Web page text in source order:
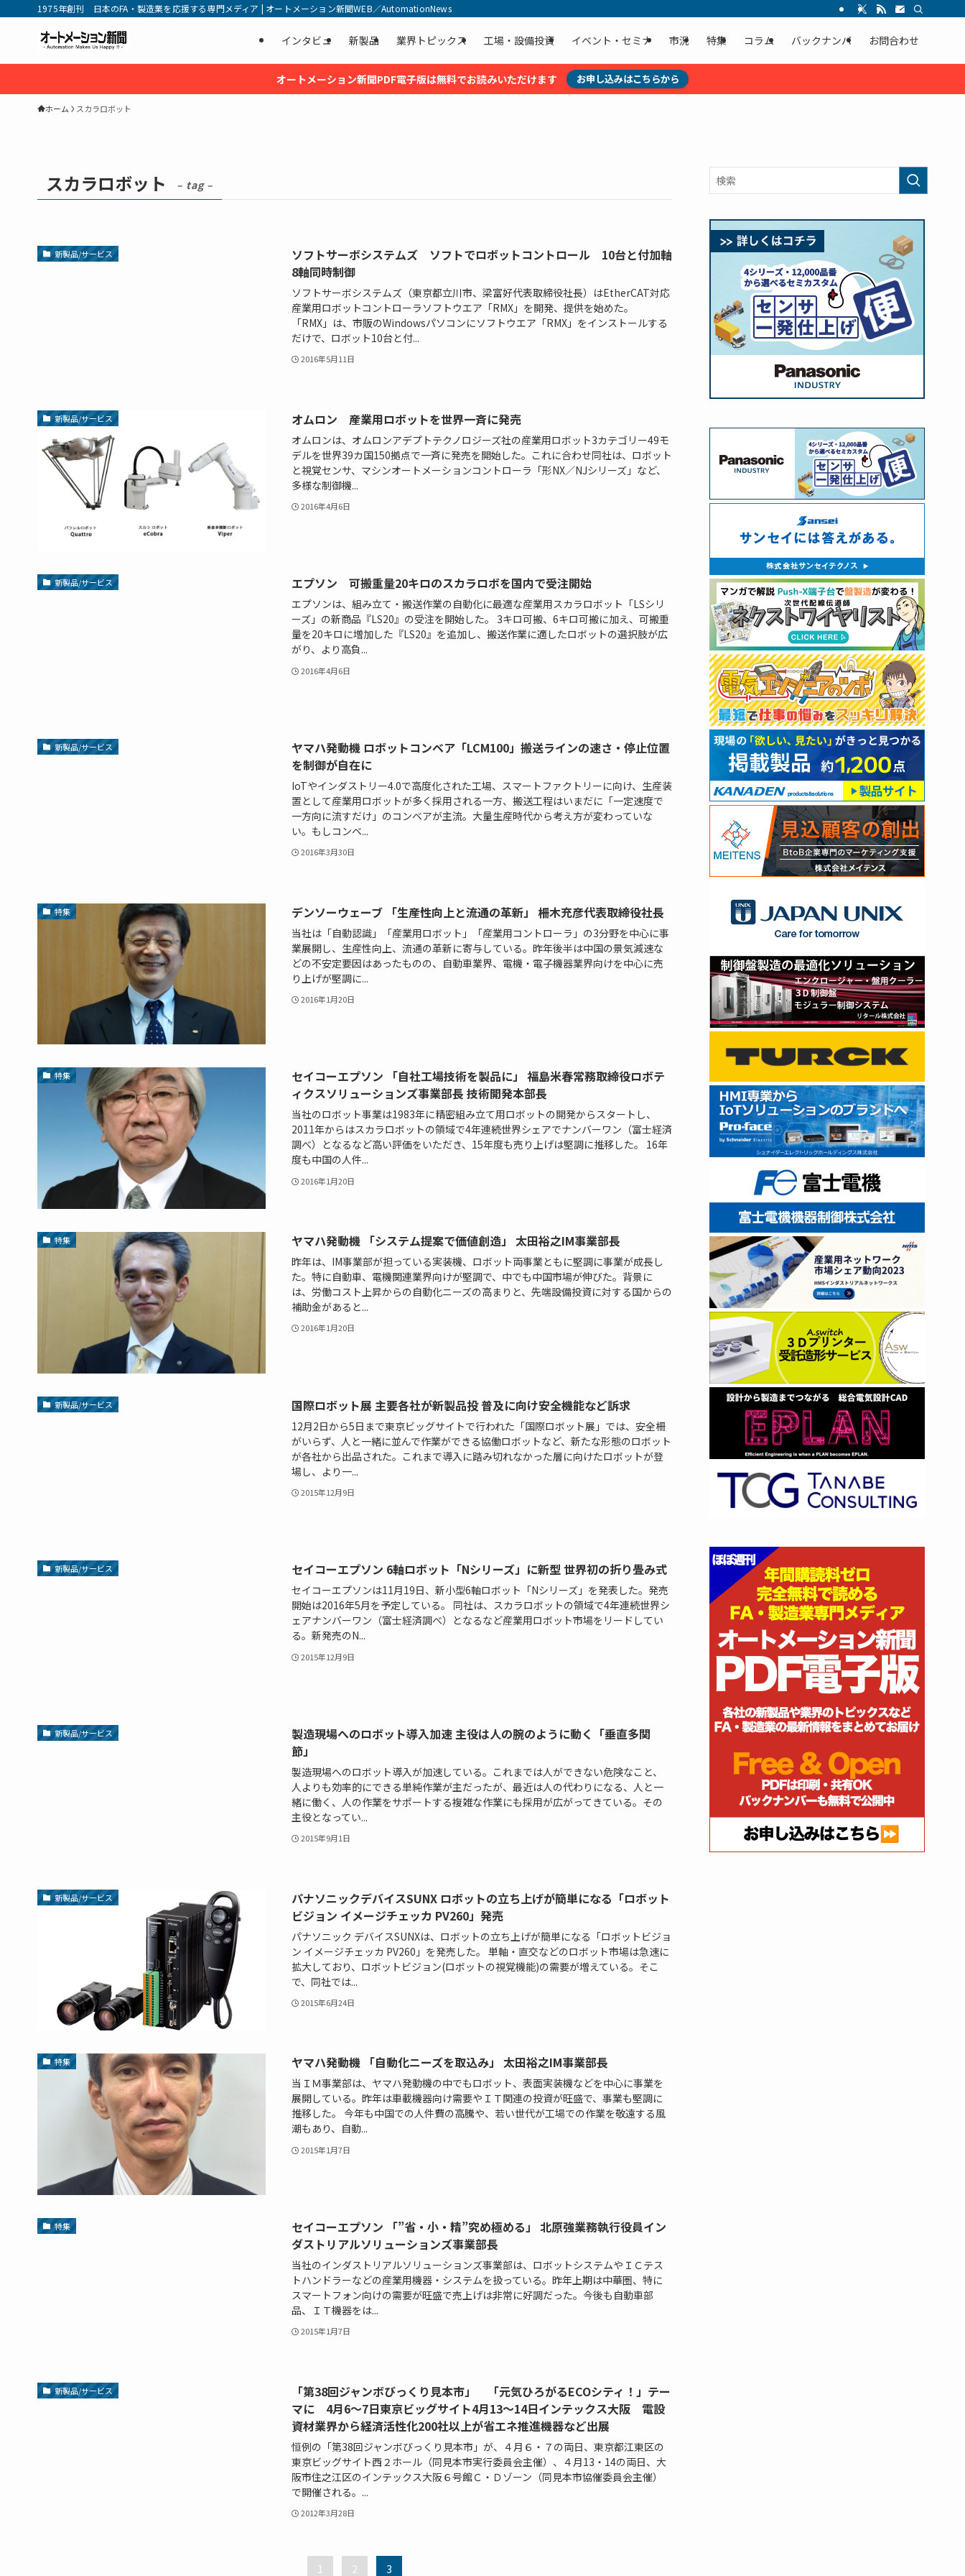
1975年創刊 日本のFA・製造業を応援する専門メディア | オートメーション新聞WEB／AutomationNews
インタビュ 新製品 業界トピックス 工場・設備投資 イベント・セミナ 市況 特集 コラム バックナンバ お問合わせ
オートメーション新聞PDF電子版は無料でお読みいただけます お申し込みはこちらから
ホーム スカラロボット
スカラロボット – tag –
新製品/サービス
ソフトサーボシステムズ ソフトでロボットコントロール 10台と付加軸
8軸同時制御
ソフトサーボシステムズ（東京都立川市、梁富好代表取締役社長）はEtherCAT対応
産業用ロボットコントローラソフトウエア「RMX」を開発、提供を始めた。
「RMX」は、市販のWindowsパソコンにソフトウエア「RMX」をインストールする
だけで、ロボット10台と付...
2016年5月11日
新製品/サービス オムロン 産業用ロボットを世界一斉に発売
オムロンは、オムロンアデプトテクノロジーズ社の産業用ロボット3カテゴリー49モ
デルを世界39カ国150拠点で一斉に発売を開始した。これに合わせ同社は、ロボット
と視覚センサ、マシンオートメーションコントローラ「形NX／NJシリーズ」など、
多様な制御機...
2016年4月6日
新製品/サービス エプソン 可搬重量20キロのスカラロボを国内で受注開始
エプソンは、組み立て・搬送作業の自動化に最適な産業用スカラロボット「LSシリ
ーズ」の新商品『LS20』の受注を開始した。 3キロ可搬、6キロ可搬に加え、可搬重
量を20キロに増加した『LS20』を追加し、搬送作業に適したロボットの選択肢が広
がり、より高負...
2016年4月6日
新製品/サービス
ヤマハ発動機 ロボットコンベア「LCM100」搬送ラインの速さ・停止位置
を制御が自在に
IoTやインダストリー4.0で高度化された工場、スマートファクトリーに向け、生産装
置として産業用ロボットが多く採用される一方、搬送工程はいまだに「一定速度で
一方向に流すだけ」のコンベアが主流。大量生産時代から考え方が変わっていな
い。もしコンベ...
2016年3月30日
特集 デンソーウェーブ 「生産性向上と流通の革新」 柵木充彦代表取締役社長
当社は「自動認識」「産業用ロボット」「産業用コントローラ」の3分野を中心に事
業展開し、生産性向上、流通の革新に寄与している。昨年後半は中国の景気減速な
どの不安定要因はあったものの、自動車業界、電機・電子機器業界向けを中心に売
り上げが堅調に...
2016年1月20日
特集
セイコーエプソン 「自社工場技術を製品に」 福島米春常務取締役ロボテ
ィクスソリューションズ事業部長 技術開発本部長
当社のロボット事業は1983年に精密組み立て用ロボットの開発からスタートし、
2011年からはスカラロボットの領域で4年連続世界シェアでナンバーワン（富士経済
調べ）となるなど高い評価をいただき、15年度も売り上げは堅調に推移した。 16年
度も中国の人件...
2016年1月20日
特集 ヤマハ発動機 「システム提案で価値創造」 太田裕之IM事業部長
昨年は、IM事業部が担っている実装機、ロボット両事業ともに堅調に事業が成長し
た。特に自動車、電機関連業界向けが堅調で、中でも中国市場が伸びた。背景に
は、労働コスト上昇からの自動化ニーズの高まりと、先端設備投資に対する国からの
補助金があると...
2016年1月20日
新製品/サービス 国際ロボット展 主要各社が新製品投 普及に向け安全機能など訴求
12月2日から5日まで東京ビッグサイトで行われた「国際ロボット展」では、安全柵
がいらず、人と一緒に並んで作業ができる協働ロボットなど、新たな形態のロボット
が各社から出品された。これまで導入に踏み切れなかった層に向けたロボットが登
場し、より一...
2015年12月9日
新製品/サービス セイコーエプソン 6軸ロボット「Nシリーズ」に新型 世界初の折り畳み式
セイコーエプソンは11月19日、新小型6軸ロボット「Nシリーズ」を発表した。発売
開始は2016年5月を予定している。 同社は、スカラロボットの領域で4年連続世界シ
ェアナンバーワン（富士経済調べ）となるなど産業用ロボット市場をリードしてい
る。新発売のN...
2015年12月9日
新製品/サービス
製造現場へのロボット導入加速 主役は人の腕のように動く「垂直多関
節」
製造現場へのロボット導入が加速している。これまでは人ができない危険なこと、
人よりも効率的にできる単純作業が主だったが、最近は人の代わりになる、人と一
緒に働く、人の作業をサポートする複雑な作業にも採用が広がってきている。その
主役となってい...
2015年9月1日
新製品/サービス
パナソニックデバイスSUNX ロボットの立ち上げが簡単になる「ロボット
ビジョン イメージチェッカ PV260」発売
パナソニック デバイスSUNXは、ロボットの立ち上げが簡単になる「ロボットビジョ
ン イメージチェッカ PV260」を発売した。 単軸・直交などのロボット市場は急速に
拡大しており、ロボットビジョン(ロボットの視覚機能)の需要が増えている。そこ
で、同社では...
2015年6月24日
特集 ヤマハ発動機 「自動化ニーズを取込み」 太田裕之IM事業部長
当ＩＭ事業部は、ヤマハ発動機の中でもロボット、表面実装機などを中心に事業を
展開している。昨年は車載機器向け需要やＩＴ関連の投資が旺盛で、事業も堅調に
推移した。 今年も中国での人件費の高騰や、若い世代が工場での作業を敬遠する風
潮もあり、自動...
2015年1月7日
特集
セイコーエプソン 「”省・小・精”究め極める」 北原強業務執行役員イン
ダストリアルソリューションズ事業部長
当社のインダストリアルソリューションズ事業部は、ロボットシステムやＩＣテス
トハンドラーなどの産業用機器・システムを扱っている。昨年上期は中華圏、特に
スマートフォン向けの需要が旺盛で売上げは非常に好調だった。今後も自動車部
品、ＩＴ機器をは...
2015年1月7日
新製品/サービス
「第38回ジャンボびっくり見本市」 「元気ひろがるECOシティ！」テー
マに 4月6～7日東京ビッグサイト4月13～14日インテックス大阪 電設
資材業界から経済活性化200社以上が省エネ推進機器など出展
恒例の「第38回ジャンボびっくり見本市」が、４月６・７の両日、東京都江東区の
東京ビッグサイト西２ホール（同見本市実行委員会主催）、４月13・14の両日、大
阪市住之江区のインテックス大阪６号館Ｃ・Ｄゾーン（同見本市協催委員会主催）
で開催される。...
2012年3月28日
1 2 3